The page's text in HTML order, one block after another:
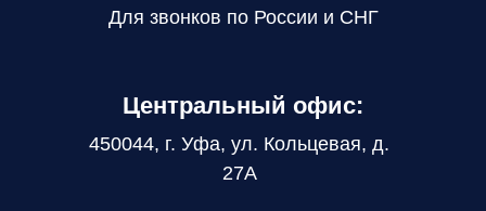
Для звонков по России и СНГ
450044, г. Уфа, ул. Кольцевая, д.
27А
Центральный офис: